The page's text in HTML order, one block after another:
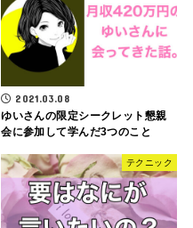
2021.03.08
ゆいさんの限定シークレット懇親
会に参加して学んだ3つのこと
テクニック